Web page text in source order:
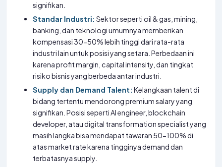
signifikan.
Standar Industri: Sektor seperti oil & gas, mining,
banking, dan teknologi umumnya memberikan
kompensasi 30-50% lebih tinggi dari rata-rata
industri lain untuk posisi yang setara. Perbedaan ini
karena profit margin, capital intensity, dan tingkat
risiko bisnis yang berbeda antar industri.
Supply dan Demand Talent: Kelangkaan talent di
bidang tertentu mendorong premium salary yang
signifikan. Posisi seperti AI engineer, blockchain
developer, atau digital transformation specialist yang
masih langka bisa mendapat tawaran 50-100% di
atas market rate karena tingginya demand dan
terbatasnya supply.